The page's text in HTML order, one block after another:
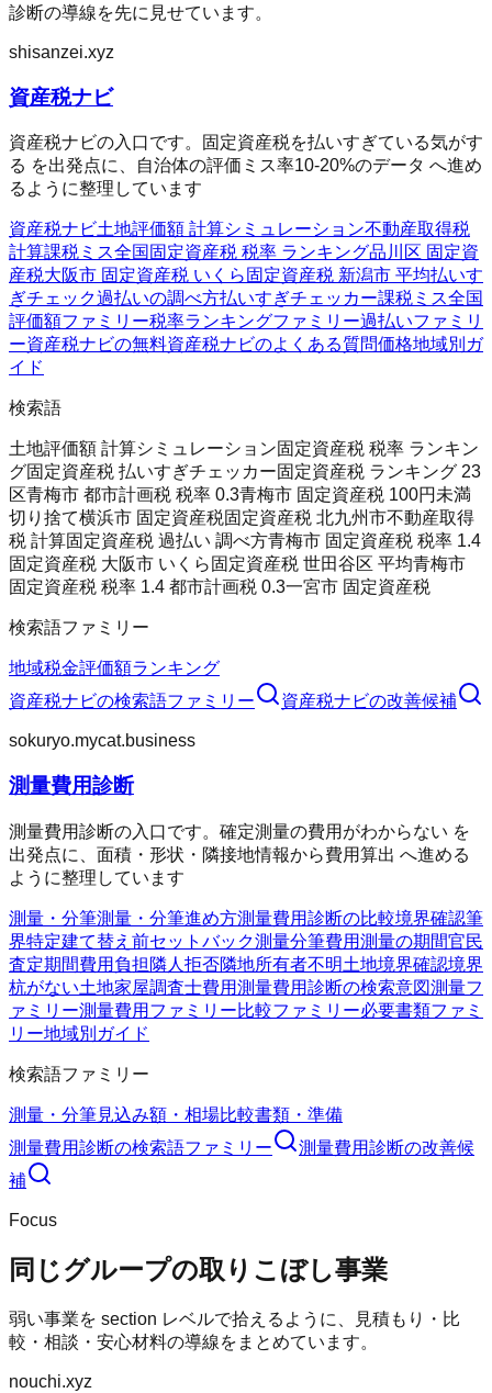
診断の導線を先に見せています。
shisanzei.xyz
資産税ナビ
資産税ナビの入口です。固定資産税を払いすぎている気がす
る を出発点に、自治体の評価ミス率10-20%のデータ へ進め
るように整理しています
資産税ナビ土地評価額 計算シミュレーション不動産取得税
計算課税ミス全国 固定資産税 税率 ランキング品川区 固定資
産税大阪市 固定資産税 いくら 固定資産税 新潟市 平均払いす
ぎチェック過払いの調べ方払いすぎチェッカー課税ミス全国
評価額ファミリー税率ランキングファミリー過払いファミリ
ー資産税ナビの無料資産税ナビのよくある質問価格地域別ガ
イド
検索語
土地評価額 計算シミュレーション固定資産税 税率 ランキン
グ固定資産税 払いすぎチェッカー固定資産税 ランキング 23
区青梅市 都市計画税 税率 0.3青梅市 固定資産税 100円未満
切り捨て横浜市 固定資産税固定資産税 北九州市不動産取得
税 計算固定資産税 過払い 調べ方青梅市 固定資産税 税率 1.4
固定資産税 大阪市 いくら 固定資産税 世田谷区 平均青梅市
固定資産税 税率 1.4 都市計画税 0.3一宮市 固定資産税
検索語ファミリー
地域税金評価額ランキング
資産税ナビの検索語ファミリー 資産税ナビの改善候補
sokuryo.mycat.business
測量費用診断
測量費用診断の入口です。確定測量の費用がわからない を
出発点に、面積・形状・隣接地情報から費用算出 へ進める
ように整理しています
測量・分筆測量・分筆進め方測量費用診断の比較境界確認筆
界特定建て替え前セットバック測量分筆費用測量の期間官民
査定期間費用負担 隣人拒否隣地所有者不明土地境界確認境界
杭がない土地家屋調査士費用測量費用診断の検索意図測量フ
ァミリー測量費用ファミリー比較ファミリー必要書類ファミ
リー地域別ガイド
検索語ファミリー
測量・分筆見込み額・相場比較書類・準備
測量費用診断の検索語ファミリー 測量費用診断の改善候
補
Focus
同じグループの取りこぼし事業
弱い事業を section レベルで拾えるように、見積もり・比
較・相談・安心材料の導線をまとめています。
nouchi.xyz